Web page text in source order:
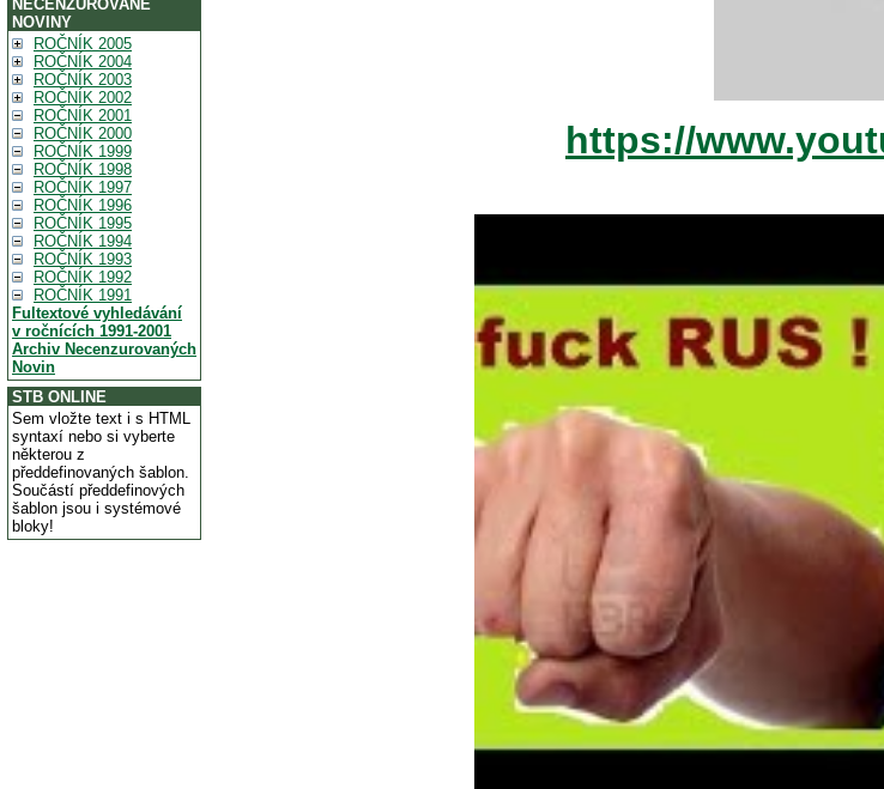
NECENZUROVANÉ
NOVINY
ROČNÍK 2005
ROČNÍK 2004
ROČNÍK 2003
ROČNÍK 2002
ROČNÍK 2001
ROČNÍK 2000
ROČNÍK 1999
ROČNÍK 1998
ROČNÍK 1997
ROČNÍK 1996
ROČNÍK 1995
ROČNÍK 1994
ROČNÍK 1993
ROČNÍK 1992
ROČNÍK 1991
Fultextové vyhledávání
v ročnících 1991-2001
Archiv Necenzurovaných
Novin
STB ONLINE
Sem vložte text i s HTML
syntaxí nebo si vyberte
některou z
předdefinovaných šablon.
Součástí předdefinových
šablon jsou i systémové
bloky!
https://